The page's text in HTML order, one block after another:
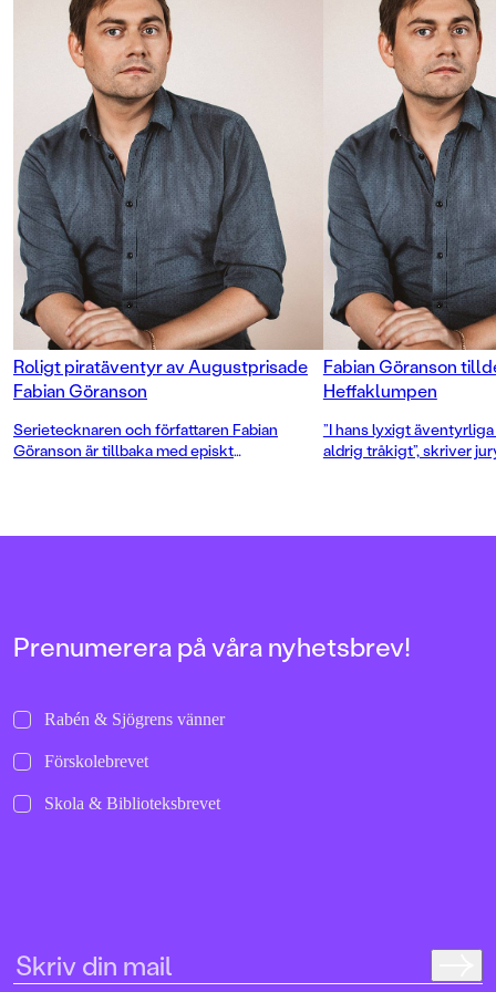
Roligt piratäventyr av Augustprisade
Fabian Göranson
Serietecknaren och författaren Fabian
Göranson är tillbaka med episkt
vilja kalla det tropisk fantasy”.
Fabian Göranson
Heffaklumpen
”I hans lyxigt
aldrig tråkigt”, skriver
Prenumerera på våra nyhetsbrev!
Rabén & Sjögrens vänner
Förskolebrevet
Skola & Biblioteksbrevet